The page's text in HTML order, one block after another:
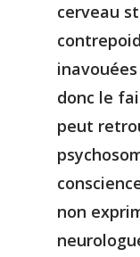
cerveau
donc le
peut
non